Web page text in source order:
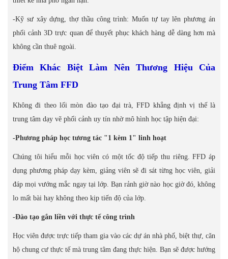
-Kỹ sư xây dựng, thợ thầu công trình: Muốn tự tay lên phương án
phối cảnh 3D trực quan để thuyết phục khách hàng dễ dàng hơn mà
không cần thuê ngoài.
Điểm Khác Biệt Làm Nên Thương Hiệu Của
Trung Tâm FFD
Không đi theo lối mòn đào tạo đại trà, FFD khẳng định vị thế là
trung tâm dạy vẽ phối cảnh uy tín nhờ mô hình học tập hiện đại:
-Phương pháp học tương tác "1 kèm 1" linh hoạt
Chúng tôi hiểu mỗi học viên có một tốc độ tiếp thu riêng. FFD áp
dụng phương pháp dạy kèm, giảng viên sẽ đi sát từng học viên, giải
đáp mọi vướng mắc ngay tại lớp. Bạn rảnh giờ nào học giờ đó, không
lo mất bài hay không theo kịp tiến độ của lớp.
-Đào tạo gắn liền với thực tế công trình
Học viên được trực tiếp tham gia vào các dự án nhà phố, biệt thự, căn
hộ chung cư thực tế mà trung tâm đang thực hiện. Bạn sẽ được hướng